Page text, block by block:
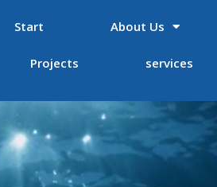
Start About Us
Projects services